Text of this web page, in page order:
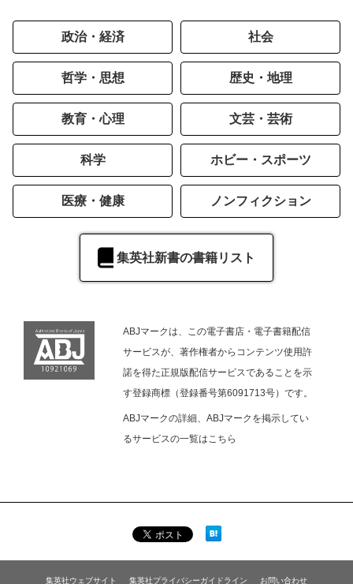
政治・経済 社会
哲学・思想 歴史・地理
教育・心理 文芸・芸術
科学 ホビー・スポーツ
医療・健康 ノンフィクション
集英社新書の書籍リスト
ABJマークは、この電子書店・電子書籍配信
サービスが、著作権者からコンテンツ使用許
諾を得た正規版配信サービスであることを示
す登録商標（登録番号第6091713号）です。
ABJマークの詳細、ABJマークを掲示してい
るサービスの一覧はこちら
集英社ウェブサイト 集英社プライバシーガイドライン お問い合わせ